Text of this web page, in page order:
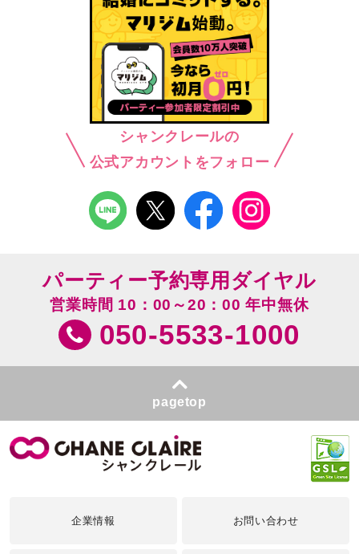
シャンクレールの
公式アカウントをフォロー
パーティー予約専用ダイヤル
営業時間 10：00～20：00 年中無休
050-5533-1000
pagetop
企業情報 お問い合わせ